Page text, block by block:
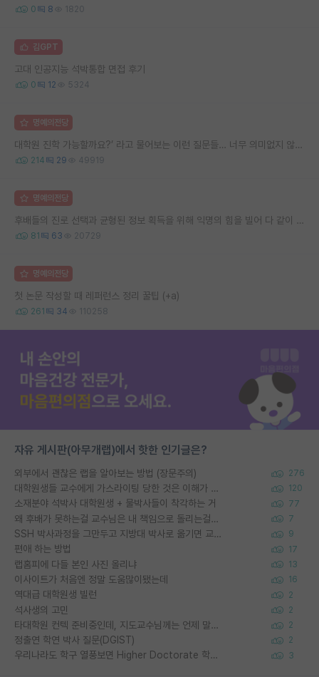
0 8 1820
김GPT
고대 인공지능 석박통합 면접 후기
0 12 5324
명예의전당
대학원 진학 가능할까요?’ 라고 물어보는 이런 질문들… 너무 의미없지 않나요?
214 29 49919
명예의전당
후배들의 진로 선택과 균형된 정보 획득을 위해 익명의 힘을 빌어 다 같이 연봉 공개 타임 한번 갖는 것 어때요?
81 63 20729
명예의전당
첫 논문 작성할 때 레퍼런스 정리 꿀팁 (+a)
261 34 110258
자유 게시판(아무개랩)에서 핫한 인기글은?
외부에서 괜찮은 랩을 알아보는 방법 (장문주의) 276
대학원생들 교수에게 가스라이팅 당한 것은 이해가 갑니다. 안타깝네요. 120
소재분야 석박사 대학원생 + 물박사들이 착각하는 거 77
왜 후배가 못하는걸 교수님은 내 책임으로 돌리는걸까요? 7
SSH 박사과정을 그만두고 지방대 박사로 옮기면 교수의 꿈은 끝일까요? 9
편애 하는 방법 17
랩홈피에 다들 본인 사진 올리냐 13
이사이트가 처음엔 정말 도움많이됐는데 16
역대급 대학원생 빌런 2
석사생의 고민 2
타대학원 컨텍 준비중인데, 지도교수님께는 언제 말씀드려야 할까요? 2
정출연 학연 박사 질문(DGIST) 2
우리나라도 학구 열풍보면 Higher Doctorate 학위가 필요하다고 봅니다. 3